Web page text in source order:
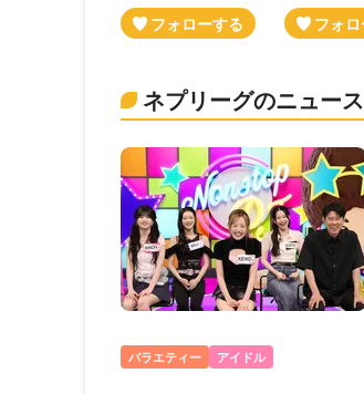
ネプリーグのニュース
バラエティー アイドル